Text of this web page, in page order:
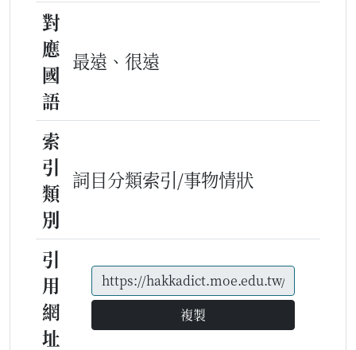
對
應
國
語
最遠、很遠
索
引
類
別
詞目分類索引/事物情狀
引
用
網
址
複製